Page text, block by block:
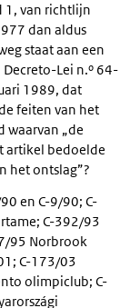
1, van richtlijn
dan aldus
staat aan een
Lei n.º 64-
1989, dat
feiten van het
waarvan „de
artikel bedoelde
het ontslag”?
en C-9/90; C-
C-392/93
95 Norbrook
C-173/03
olimpiclub; C-